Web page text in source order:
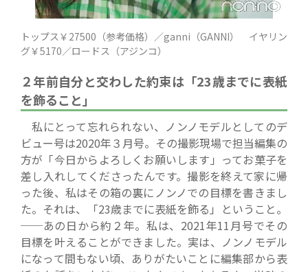
トップス￥27500（参考価格）／ganni（GANNI） イヤリン
グ￥5170／ロードス（アジンコ）
２年前自分と交わした約束は「23歳までに表紙
を飾ること」
私にとって忘れられない、ノンノモデルとしてのデ
ビュー号は2020年３月号。その撮影現場で担当編集の
方が「今日からよろしくお願いします」ってお菓子を
差し入れしてくださったんです。撮影を終えて家に帰
った後、私はその箱の裏にノンノでの目標を書きまし
た。それは、「23歳までに表紙を飾る」ということ。
──あの日から約２年。私は、2021年11月号でその
目標を叶えることができました。実は、ノンノモデル
になって間もない頃、ありがたいことに編集部から表